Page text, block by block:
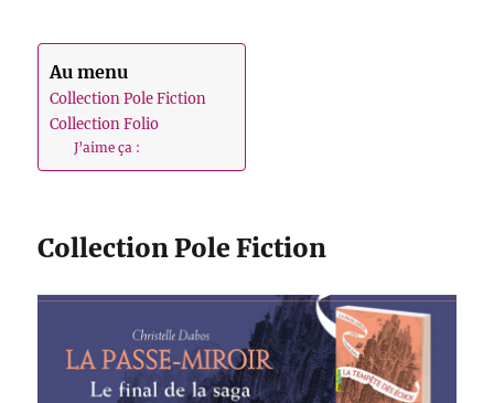
Au menu
Collection Pole Fiction
Collection Folio
J’aime ça :
Collection Pole Fiction